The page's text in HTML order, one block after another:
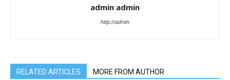
admin admin
http://admin
RELATED ARTICLES MORE FROM AUTHOR